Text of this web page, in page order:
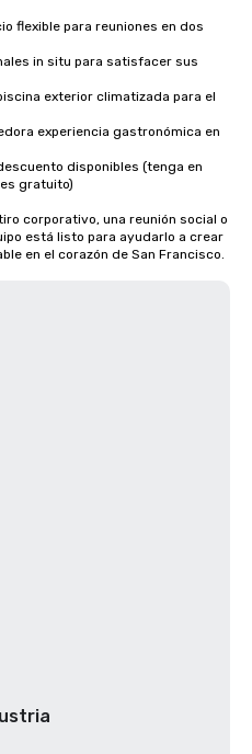
flexible para reuniones en dos
in situ para satisfacer sus
exterior climatizada para el
experiencia gastronómica en
disponibles (tenga en
gratuito)
corporativo, una reunión social o
está listo para ayudarlo a crear
en el corazón de San Francisco.